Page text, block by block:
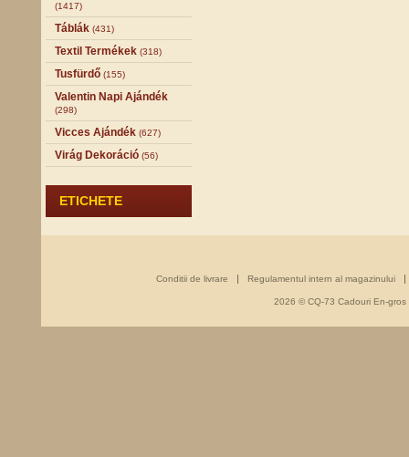
(1417)
Táblák (431)
Textil Termékek (318)
Tusfürdő (155)
Valentin Napi Ajándék
(298)
Vicces Ajándék (627)
Virág Dekoráció (56)
ETICHETE
Conditii de livrare Regulamentul intern al magazinului
2026 © CQ-73 Cadouri En-